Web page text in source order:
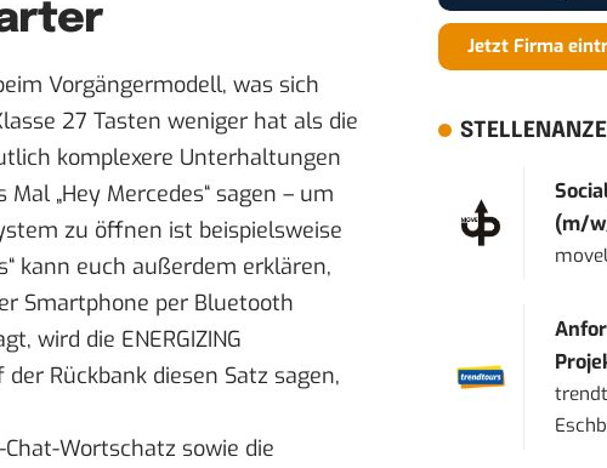
Vorgängermodell, was sich
27 Tasten weniger hat als die
komplexere Unterhaltungen
„Hey Mercedes“ sagen – um
zu öffnen ist beispielsweise
kann euch außerdem erklären,
Smartphone per Bluetooth
wird die ENERGIZING
Rückbank diesen Satz sagen,
Wortschatz sowie die
Jetzt Firma
(m/